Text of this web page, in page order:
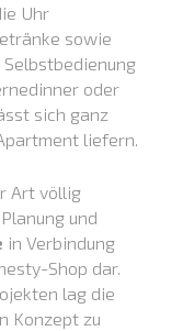
Uhr
sowie
oder
sich ganz
liefern.
Art völlig
und
in Verbindung
Shop dar.
lag die
Konzept zu